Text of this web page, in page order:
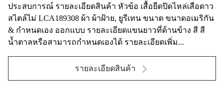
ประสบการณ์ รายละเอียดสินค้า หัวข้อ เสื้อยืดปิดไหล่เสือดาว
สไตล์ไม่ LCA189308 ผ้า ผ้าฝ้าย, ยูรีเทน ขนาด ขนาดอเมริกัน
& กำหนดเอง ออกแบบ รายละเอียดแขนยาวที่ด้านข้าง สี สี
น้ำตาลหรือสามารถกำหนดเองได้ รายละเอียดเพิ่ม...
รายละเอียดสินค้า